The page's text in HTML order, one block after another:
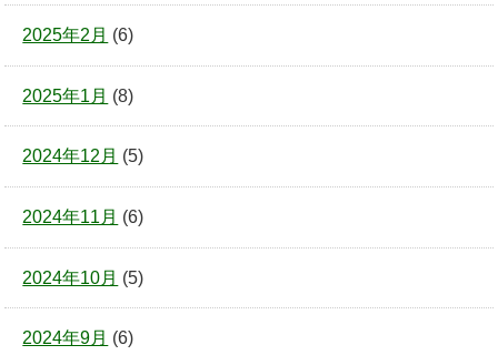
2025年2月 (6)
2025年1月 (8)
2024年12月 (5)
2024年11月 (6)
2024年10月 (5)
2024年9月 (6)